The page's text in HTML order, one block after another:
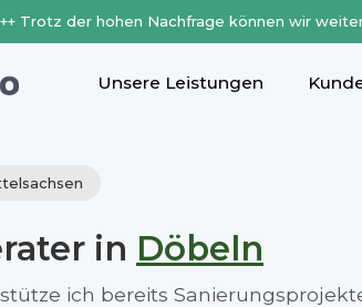
++ Trotz der hohen Nachfrage können wir
Unsere Leistungen
in Döbeln
ich bereits